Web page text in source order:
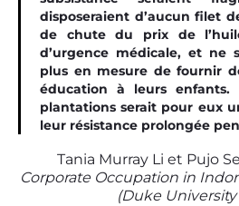
disposeraient d’aucun filet
de chute du prix de
d’urgence médicale, et ne
plus en mesure de fournir
éducation à leurs enfants.
plantations serait pour eux
leur résistance prolongée
Tania Murray Li et Pujo
Corporate Occupation in
(Duke University